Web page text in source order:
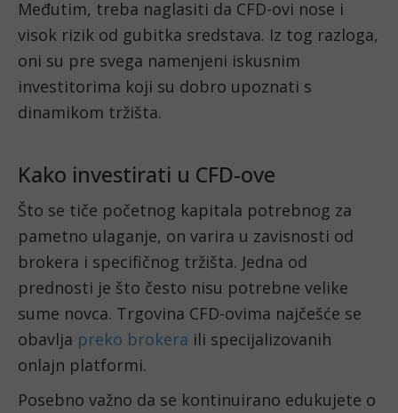
Međutim, treba naglasiti da CFD-ovi nose i
visok rizik od gubitka sredstava. Iz tog razloga,
oni su pre svega namenjeni iskusnim
investitorima koji su dobro upoznati s
dinamikom tržišta.
Kako investirati u CFD-ove
Što se tiče početnog kapitala potrebnog za
pametno ulaganje, on varira u zavisnosti od
brokera i specifičnog tržišta. Jedna od
prednosti je što često nisu potrebne velike
sume novca. Trgovina CFD-ovima najčešće se
obavlja preko brokera ili specijalizovanih
onlajn platformi.
Posebno važno da se kontinuirano edukujete o